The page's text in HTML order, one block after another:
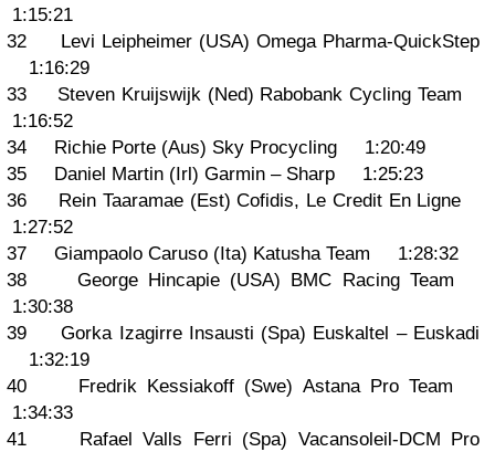
1:15:21
32 Levi Leipheimer (USA) Omega Pharma-QuickStep
1:16:29
33 Steven Kruijswijk (Ned) Rabobank Cycling Team
1:16:52
34 Richie Porte (Aus) Sky Procycling 1:20:49
35 Daniel Martin (Irl) Garmin – Sharp 1:25:23
36 Rein Taaramae (Est) Cofidis, Le Credit En Ligne
1:27:52
37 Giampaolo Caruso (Ita) Katusha Team 1:28:32
38 George Hincapie (USA) BMC Racing Team
1:30:38
39 Gorka Izagirre Insausti (Spa) Euskaltel – Euskadi
1:32:19
40 Fredrik Kessiakoff (Swe) Astana Pro Team
1:34:33
41 Rafael Valls Ferri (Spa) Vacansoleil-DCM Pro